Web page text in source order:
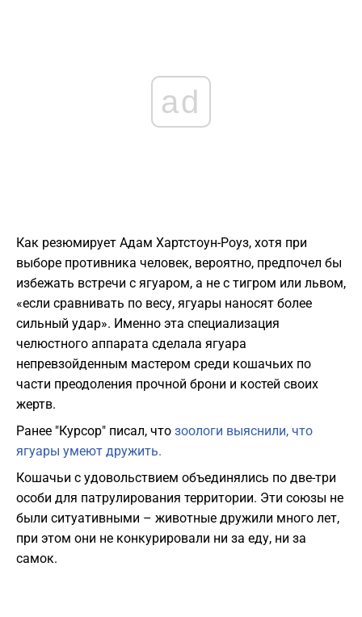
ad
​Как резюмирует Адам Хартстоун-Роуз, хотя при
выборе противника человек, вероятно, предпочел бы
избежать встречи с ягуаром, а не с тигром или львом,
«если сравнивать по весу, ягуары наносят более
сильный удар». Именно эта специализация
челюстного аппарата сделала ягуара
непревзойденным мастером среди кошачьих по
части преодоления прочной брони и костей своих
жертв.
Ранее "Курсор" писал, что зоологи выяснили, что
ягуары умеют дружить.
Кошачьи с удовольствием объединялись по две-три
особи для патрулирования территории. Эти союзы не
были ситуативными – животные дружили много лет,
при этом они не конкурировали ни за еду, ни за
самок.